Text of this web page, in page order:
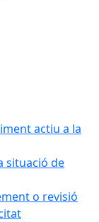
actiu a la
situació de
o revisió